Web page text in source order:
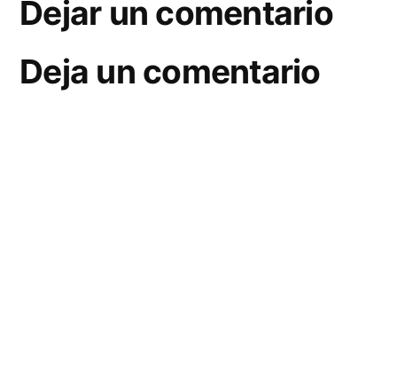
Dejar un comentario
Deja un comentario